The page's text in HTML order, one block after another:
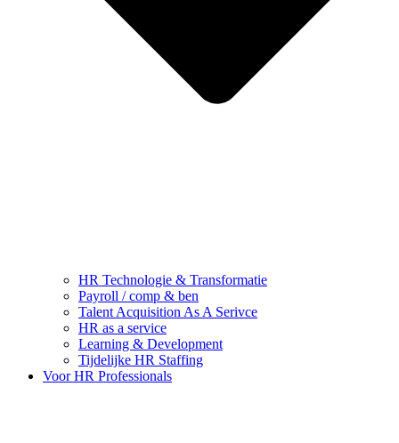
HR Technologie & Transformatie
Payroll / comp & ben
Talent Acquisition As A Serivce
HR as a service
Learning & Development
Tijdelijke HR Staffing
Voor HR Professionals